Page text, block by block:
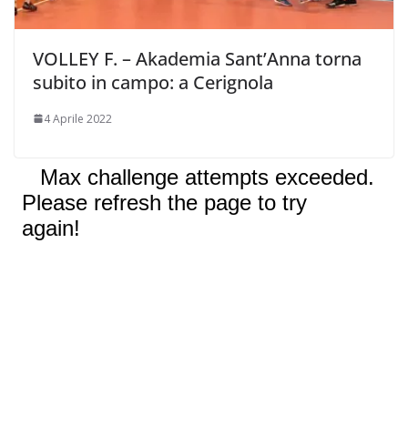
VOLLEY F. – Akademia Sant’Anna torna
subito in campo: a Cerignola
4 Aprile 2022